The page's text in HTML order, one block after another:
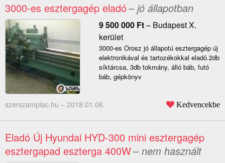
3000-es esztergagép eladó– jó állapotban
9 500 000 Ft– Budapest X.
kerület
3000-es Orosz jó állapotú esztergagép új
elektronikával és tartozékokkal eladó.2db
síktárcsa, 3db tokmány, álló báb, futó
báb, gépkönyv
szerszampiac.hu – 2018.01.06. Kedvencekbe
Eladó Új Hyundai HYD-300 mini esztergagép
esztergapad eszterga 400W– nem használt